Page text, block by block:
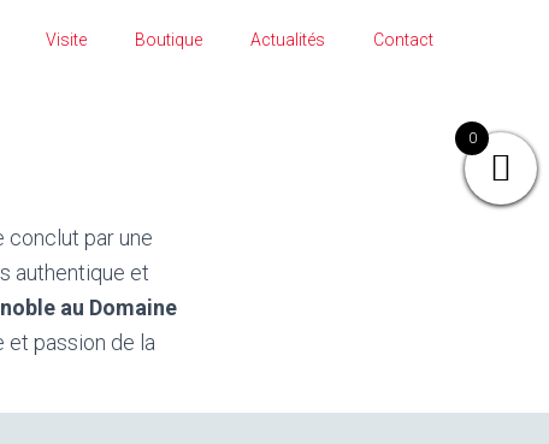
Visite Boutique Actualités Contact
conclut par une
authentique et
au Domaine
et passion de la
0